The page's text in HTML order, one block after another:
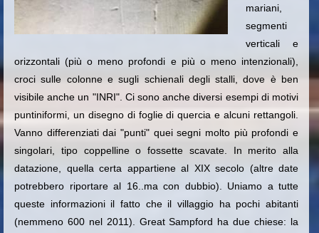
mariani,
segmenti
verticali e
orizzontali (più o meno profondi e più o meno intenzionali),
croci sulle colonne e sugli schienali degli stalli, dove è ben
visibile anche un "INRI". Ci sono anche diversi esempi di motivi
puntiniformi, un disegno di foglie di quercia e alcuni rettangoli.
Vanno differenziati dai "punti" quei segni molto più profondi e
singolari, tipo coppelline o fossette scavate. In merito alla
datazione, quella certa appartiene al XIX secolo (altre date
potrebbero riportare al 16..ma con dubbio). Uniamo a tutte
queste informazioni il fatto che il villaggio ha pochi abitanti
(nemmeno 600 nel 2011). Great Sampford ha due chiese: la